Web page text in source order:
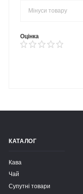
Оцінка
КАТАЛОГ
Кава
Чай
Супутні товари